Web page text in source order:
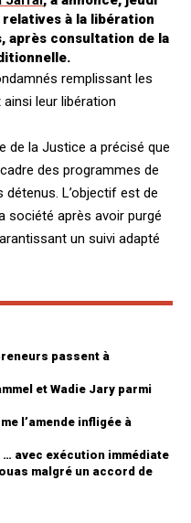
à la libération
après consultation de la
remplissant les
leur libération
de la Justice a précisé que
des programmes de
L’objectif est de
société après avoir purgé
un suivi adapté
passent à
et Wadie Jary parmi
l’amende infligée à
… avec exécution immédiate
malgré un accord de